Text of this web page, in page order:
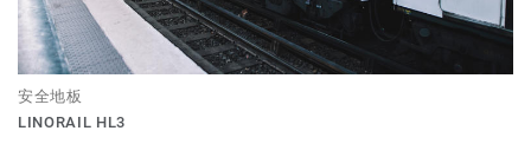
安全地板
LINORAIL HL3